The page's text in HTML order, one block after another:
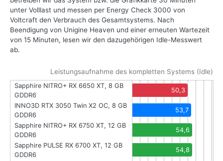
unter Volllast und messen per Energy Check 3000 von
Voltcraft den Verbrauch des Gesamtsystems. Nach
Beendigung von Unigine Heaven und einer erneuten Wartezeit
von 15 Minuten, lesen wir den dazugehörigen Idle-Messwert
ab.
Leistungsaufnahme des kompletten Systems (Idle)
Sapphire NITRO+ RX 6650 XT, 8 GB
GDDR6
50,3
INNO3D RTX 3050 Twin X2 OC, 8 GB
GDDR6
53,7
Sapphire NITRO+ RX 6750 XT, 12 GB
GDDR6
54,6
Sapphire PULSE RX 6700 XT, 12 GB
GDDR6
54,8